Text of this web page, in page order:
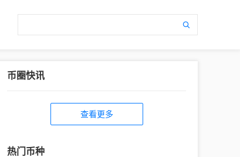
币圈快讯
查看更多
热门币种